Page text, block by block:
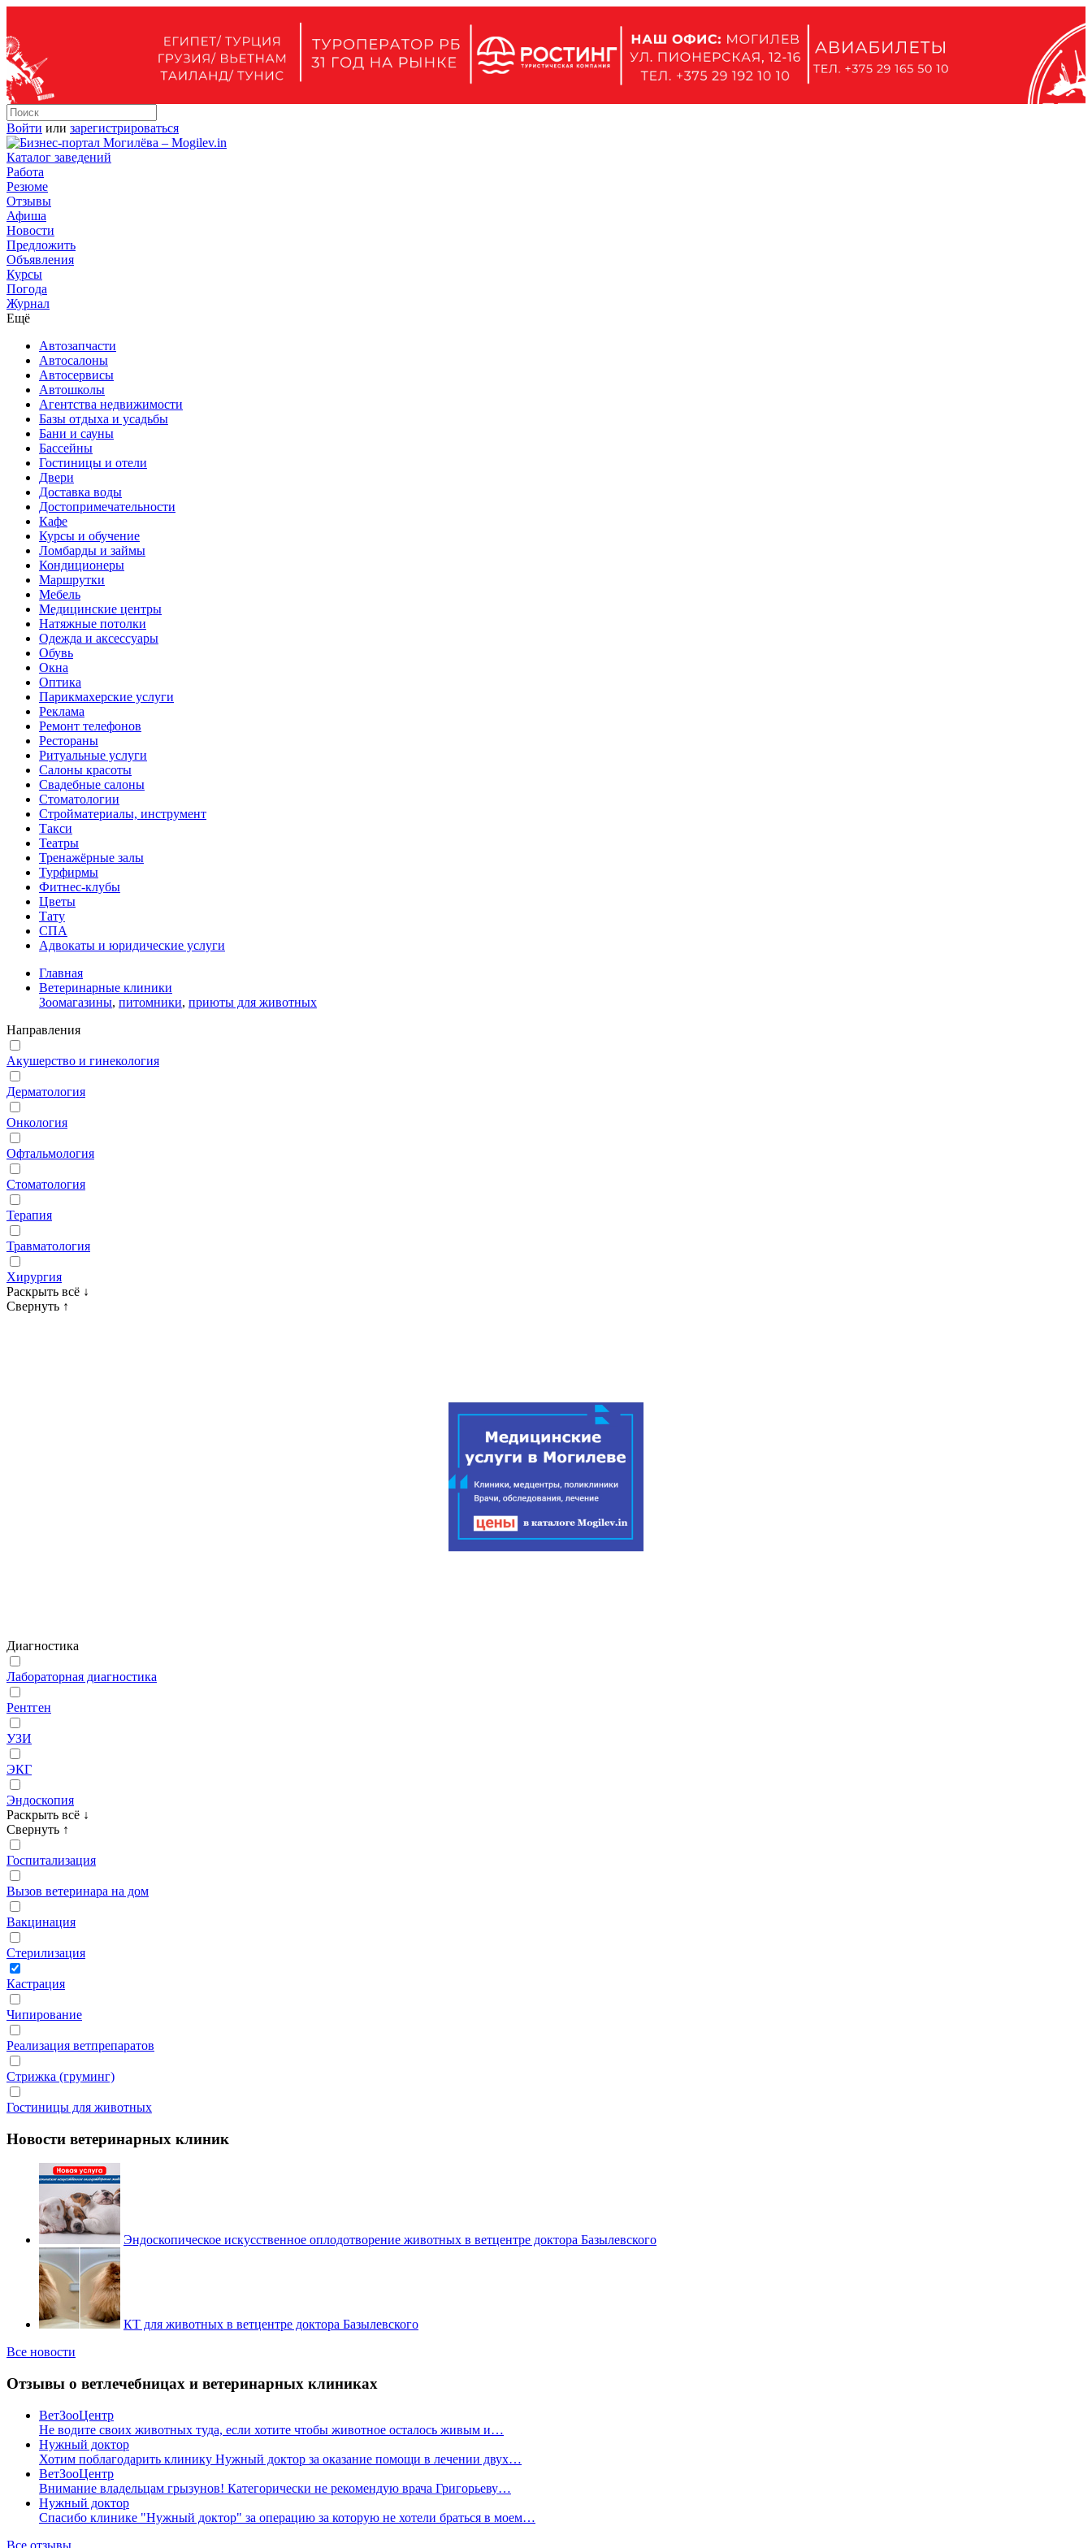
Войти или зарегистрироваться
Каталог заведений
Работа
Резюме
Отзывы
Афиша
Новости
Предложить
Объявления
Курсы
Погода
Журнал
Ещё
Автозапчасти
Автосалоны
Автосервисы
Автошколы
Агентства недвижимости
Базы отдыха и усадьбы
Бани и сауны
Бассейны
Гостиницы и отели
Двери
Доставка воды
Достопримечательности
Кафе
Курсы и обучение
Ломбарды и займы
Кондиционеры
Маршрутки
Мебель
Медицинские центры
Натяжные потолки
Одежда и аксессуары
Обувь
Окна
Оптика
Парикмахерские услуги
Реклама
Ремонт телефонов
Рестораны
Ритуальные услуги
Салоны красоты
Свадебные салоны
Стоматологии
Стройматериалы, инструмент
Такси
Театры
Тренажёрные залы
Турфирмы
Фитнес-клубы
Цветы
Тату
СПА
Адвокаты и юридические услуги
Главная
Ветеринарные клиники
Зоомагазины, питомники, приюты для животных
Направления
Акушерство и гинекология
Дерматология
Онкология
Офтальмология
Стоматология
Терапия
Травматология
Хирургия
Раскрыть всё ↓
Свернуть ↑
Диагностика
Лабораторная диагностика
Рентген
УЗИ
ЭКГ
Эндоскопия
Раскрыть всё ↓
Свернуть ↑
Госпитализация
Вызов ветеринара на дом
Вакцинация
Стерилизация
Кастрация
Чипирование
Реализация ветпрепаратов
Стрижка (груминг)
Гостиницы для животных
Новости ветеринарных клиник
Эндоскопическое искусственное оплодотворение животных в ветцентре доктора Базылевского
КТ для животных в ветцентре доктора Базылевского
Все новости
Отзывы о ветлечебницах и ветеринарных клиниках
ВетЗооЦентр
Не водите своих животных туда, если хотите чтобы животное осталось живым и…
Нужный доктор
Хотим поблагодарить клинику Нужный доктор за оказание помощи в лечении двух…
ВетЗооЦентр
Внимание владельцам грызунов! Категорически не рекомендую врача Григорьеву…
Нужный доктор
Спасибо клинике "Нужный доктор" за операцию за которую не хотели браться в моем…
Все отзывы